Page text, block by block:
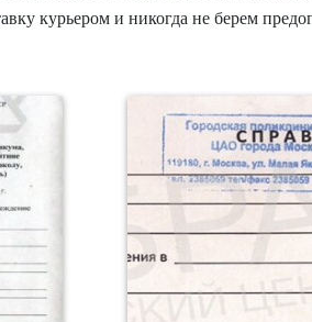
курьером и никогда не берем